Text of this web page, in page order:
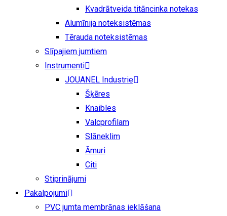
Kvadrātveida titāncinka notekas
Alumīnija noteksistēmas
Tērauda noteksistēmas
Slīpajiem jumtiem
Instrumenti
JOUANEL Industrie
Šķēres
Knaibles
Valcprofilam
Slāneklim
Āmuri
Citi
Stiprinājumi
Pakalpojumi
PVC jumta membrānas ieklāšana